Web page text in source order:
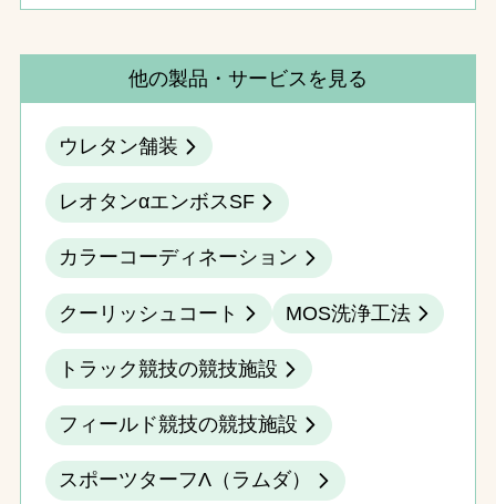
他の製品・サービスを見る
ウレタン舗装
レオタンαエンボスSF
カラーコーディネーション
クーリッシュコート MOS洗浄工法
トラック競技の競技施設
フィールド競技の競技施設
スポーツターフΛ（ラムダ）